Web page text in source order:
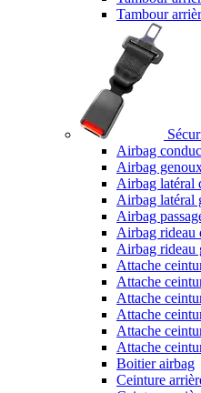
Tambour
Airbag
Airbag
Airbag latéral
Airbag latéral
Airbag
Airbag rideau
Airbag rideau
Attache
Attache
Attache
Attache
Attache
Attache
Boitier airbag
Ceinture